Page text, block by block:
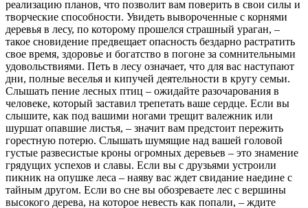
реализацию планов, что позволит вам поверить в свои силы и
творческие способности. Увидеть вывороченные с корнями
деревья в лесу, по которому прошелся страшный ураган, –
такое сновидение предвещает опасность бездарно растратить
свое время, здоровье и богатство в погоне за сомнительными
удовольствиями. Петь в лесу означает, что для вас наступают
дни, полные веселья и кипучей деятельности в кругу семьи.
Слышать пение лесных птиц – ожидайте разочарования в
человеке, который заставил трепетать ваше сердце. Если вы
слышите, как под вашими ногами трещит валежник или
шуршат опавшие листья, – значит вам предстоит пережить
горестную потерю. Слышать шумящие над вашей головой
густые развесистые кроны огромных деревьев – это знамение
грядущих успехов и славы. Если вы с друзьями устроили
пикник на опушке леса – наяву вас ждет свидание наедине с
тайным другом. Если во сне вы обозреваете лес с вершины
высокого дерева, на которое невесть как попали, – ждите